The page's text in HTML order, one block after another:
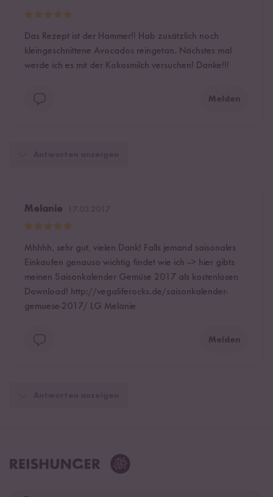
Das Rezept ist der Hammer!! Hab zusätzlich noch
kleingeschnittene Avocados reingetan. Nächstes mal
werde ich es mit der Kokosmilch versuchen! Danke!!!
Melden
Melanie
Mhhhh, sehr gut, vielen Dank! Falls jemand saisonales
Einkaufen genauso wichtig findet wie ich --> hier gibts
meinen Saisonkalender Gemüse 2017 als kostenlosen
Download! http://vegaliferocks.de/saisonkalender-
gemuese-2017/ LG Melanie
Melden